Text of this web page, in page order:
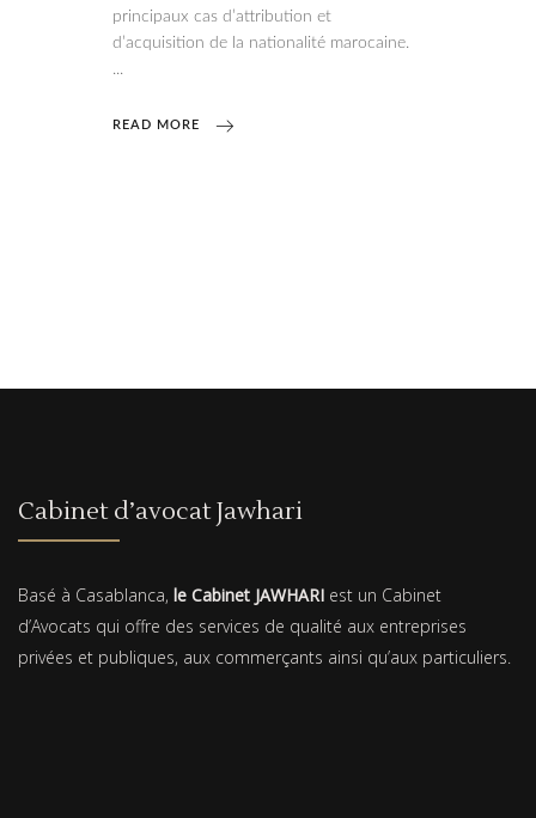
principaux cas d’attribution et
d’acquisition de la nationalité marocaine.
READ MORE
Cabinet d’avocat Jawhari
Basé à Casablanca, le Cabinet JAWHARI est un Cabinet
d’Avocats qui offre des services de qualité aux entreprises
privées et publiques, aux commerçants ainsi qu’aux particuliers.